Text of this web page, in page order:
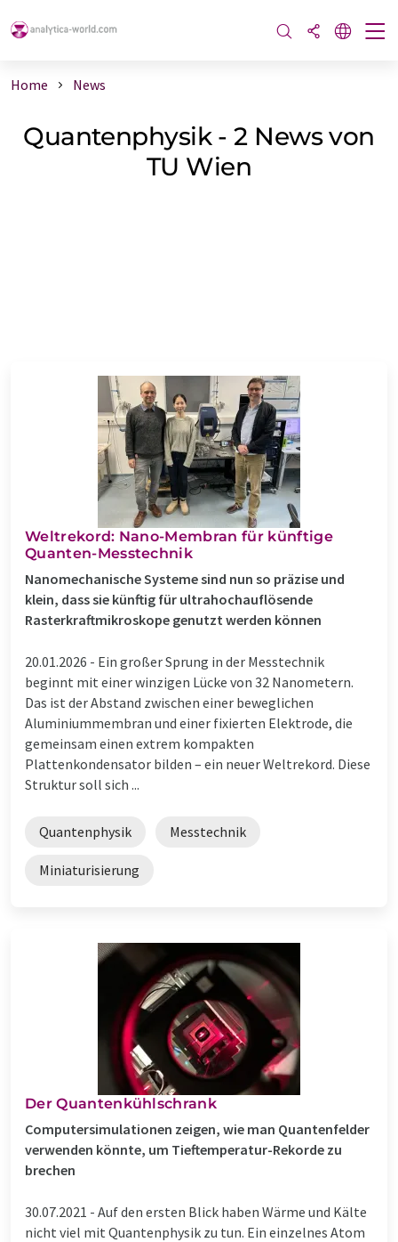
Home News
Quantenphysik - 2 News von
TU Wien
Weltrekord: Nano-Membran für künftige
Quanten-Messtechnik
Nanomechanische Systeme sind nun so präzise und
klein, dass sie künftig für ultrahochauflösende
Rasterkraftmikroskope genutzt werden können
20.01.2026 - Ein großer Sprung in der Messtechnik
beginnt mit einer winzigen Lücke von 32 Nanometern.
Das ist der Abstand zwischen einer beweglichen
Aluminiummembran und einer fixierten Elektrode, die
gemeinsam einen extrem kompakten
Plattenkondensator bilden – ein neuer Weltrekord. Diese
Struktur soll sich ...
Quantenphysik Messtechnik
Miniaturisierung
Der Quantenkühlschrank
Computersimulationen zeigen, wie man Quantenfelder
verwenden könnte, um Tieftemperatur-Rekorde zu
brechen
30.07.2021 - Auf den ersten Blick haben Wärme und Kälte
nicht viel mit Quantenphysik zu tun. Ein einzelnes Atom